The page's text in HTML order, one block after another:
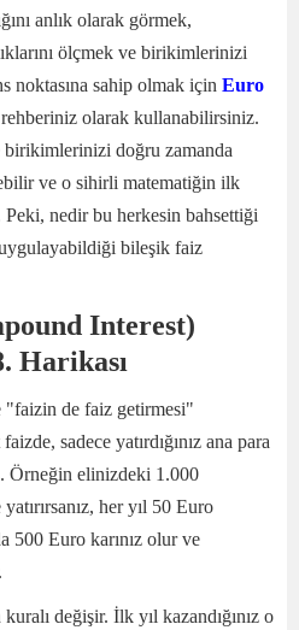
anlık olarak görmek,
ölçmek ve birikimlerinizi
noktasına sahip olmak için Euro
rehberiniz olarak kullanabilirsiniz.
birikimlerinizi doğru zamanda
ve o sihirli matematiğin ilk
Peki, nedir bu herkesin bahsettiği
bileşik faiz
Interest)
Harikası
de faiz getirmesi"
sadece yatırdığınız ana para
Örneğin elinizdeki 1.000
her yıl 50 Euro
500 Euro karınız olur ve
değişir. İlk yıl kazandığınız o